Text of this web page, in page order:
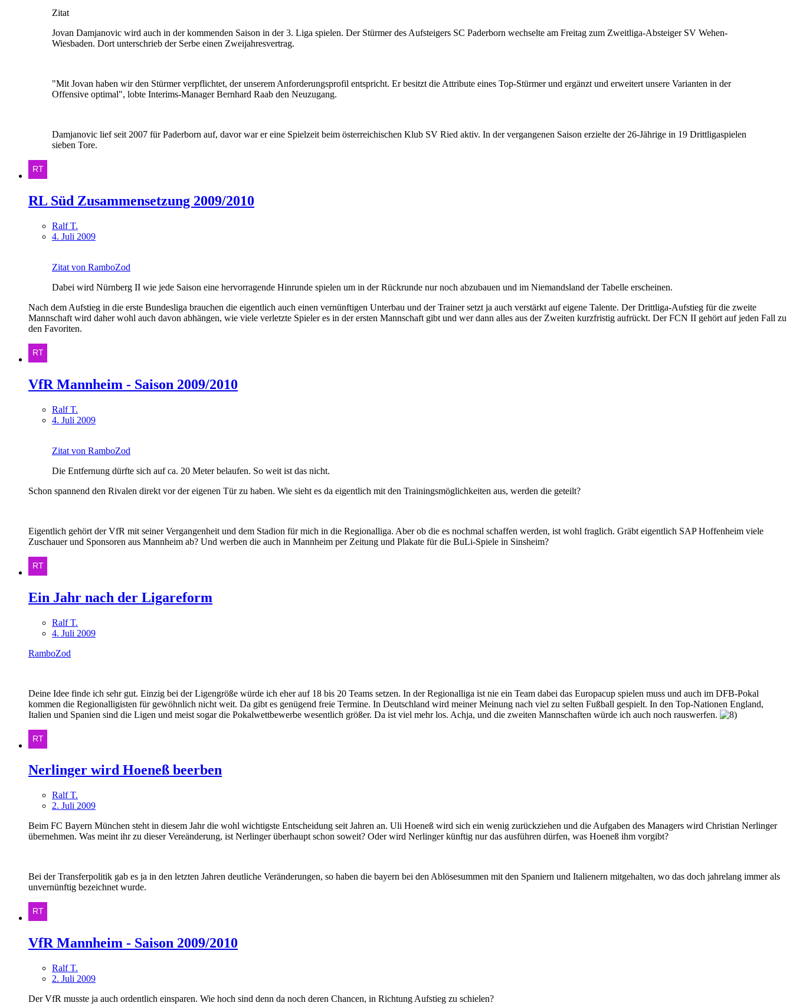
Zitat
Jovan Damjanovic wird auch in der kommenden Saison in der 3. Liga spielen. Der Stürmer des Aufsteigers SC Paderborn wechselte am Freitag zum Zweitliga-Absteiger SV Wehen-
Wiesbaden. Dort unterschrieb der Serbe einen Zweijahresvertrag.
"Mit Jovan haben wir den Stürmer verpflichtet, der unserem Anforderungsprofil entspricht. Er besitzt die Attribute eines Top-Stürmer und ergänzt und erweitert unsere Varianten in der
Offensive optimal", lobte Interims-Manager Bernhard Raab den Neuzugang.
Damjanovic lief seit 2007 für Paderborn auf, davor war er eine Spielzeit beim österreichischen Klub SV Ried aktiv. In der vergangenen Saison erzielte der 26-Jährige in 19 Drittligaspielen
sieben Tore.
RL Süd Zusammensetzung 2009/2010
Ralf T.
4. Juli 2009
Zitat von RamboZod
Dabei wird Nürnberg II wie jede Saison eine hervorragende Hinrunde spielen um in der Rückrunde nur noch abzubauen und im Niemandsland der Tabelle erscheinen.
Nach dem Aufstieg in die erste Bundesliga brauchen die eigentlich auch einen vernünftigen Unterbau und der Trainer setzt ja auch verstärkt auf eigene Talente. Der Drittliga-Aufstieg für die zweite
Mannschaft wird daher wohl auch davon abhängen, wie viele verletzte Spieler es in der ersten Mannschaft gibt und wer dann alles aus der Zweiten kurzfristig aufrückt. Der FCN II gehört auf jeden Fall zu
den Favoriten.
VfR Mannheim - Saison 2009/2010
Ralf T.
4. Juli 2009
Zitat von RamboZod
Die Entfernung dürfte sich auf ca. 20 Meter belaufen. So weit ist das nicht.
Schon spannend den Rivalen direkt vor der eigenen Tür zu haben. Wie sieht es da eigentlich mit den Trainingsmöglichkeiten aus, werden die geteilt?
Eigentlich gehört der VfR mit seiner Vergangenheit und dem Stadion für mich in die Regionalliga. Aber ob die es nochmal schaffen werden, ist wohl fraglich. Gräbt eigentlich SAP Hoffenheim viele
Zuschauer und Sponsoren aus Mannheim ab? Und werben die auch in Mannheim per Zeitung und Plakate für die BuLi-Spiele in Sinsheim?
Ein Jahr nach der Ligareform
Ralf T.
4. Juli 2009
RamboZod
Deine Idee finde ich sehr gut. Einzig bei der Ligengröße würde ich eher auf 18 bis 20 Teams setzen. In der Regionalliga ist nie ein Team dabei das Europacup spielen muss und auch im DFB-Pokal
kommen die Regionalligisten für gewöhnlich nicht weit. Da gibt es genügend freie Termine. In Deutschland wird meiner Meinung nach viel zu selten Fußball gespielt. In den Top-Nationen England,
Italien und Spanien sind die Ligen und meist sogar die Pokalwettbewerbe wesentlich größer. Da ist viel mehr los. Achja, und die zweiten Mannschaften würde ich auch noch rauswerfen.
Nerlinger wird Hoeneß beerben
Ralf T.
2. Juli 2009
Beim FC Bayern München steht in diesem Jahr die wohl wichtigste Entscheidung seit Jahren an. Uli Hoeneß wird sich ein wenig zurückziehen und die Aufgaben des Managers wird Christian Nerlinger
übernehmen. Was meint ihr zu dieser Vereänderung, ist Nerlinger überhaupt schon soweit? Oder wird Nerlinger künftig nur das ausführen dürfen, was Hoeneß ihm vorgibt?
Bei der Transferpolitik gab es ja in den letzten Jahren deutliche Veränderungen, so haben die bayern bei den Ablösesummen mit den Spaniern und Italienern mitgehalten, wo das doch jahrelang immer als
unvernünftig bezeichnet wurde.
VfR Mannheim - Saison 2009/2010
Ralf T.
2. Juli 2009
Der VfR musste ja auch ordentlich einsparen. Wie hoch sind denn da noch deren Chancen, in Richtung Aufstieg zu schielen?